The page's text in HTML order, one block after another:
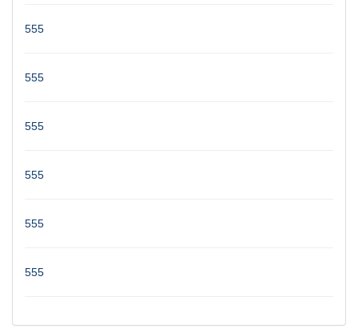
555
555
555
555
555
555